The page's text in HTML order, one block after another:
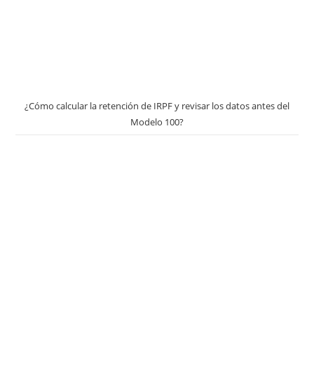
¿Cómo calcular la retención de IRPF y revisar los datos antes del
Modelo 100?